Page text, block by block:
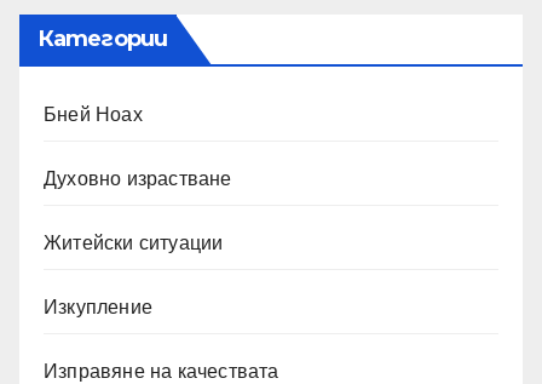
Категории
Бней Ноах
Духовно израстване
Житейски ситуации
Изкупление
Изправяне на качествата